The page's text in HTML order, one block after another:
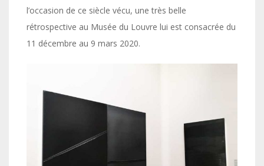
l’occasion de ce siècle vécu, une très belle
rétrospective au Musée du Louvre lui est consacrée du
11 décembre au 9 mars 2020.